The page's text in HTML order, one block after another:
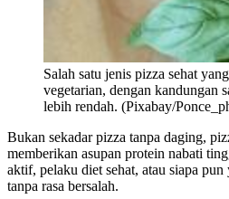
Salah satu jenis pizza sehat
vegetarian, dengan kandungan
lebih rendah. (Pixabay/
Bukan sekadar pizza tanpa daging,
memberikan asupan protein nabati
aktif, pelaku diet sehat, atau siapa
tanpa rasa bersalah.